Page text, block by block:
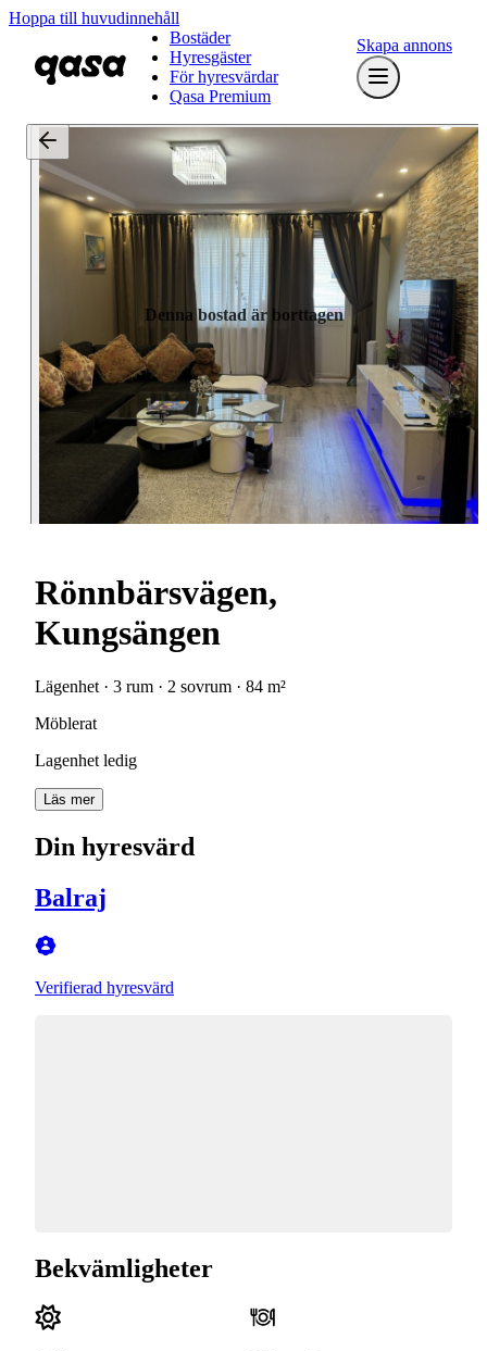
Hoppa till huvudinnehåll
Bostäder
Hyresgäster
För hyresvärdar
Qasa Premium
Skapa annons
Denna bostad är borttagen
Rönnbärsvägen,
Kungsängen
Lägenhet · 3 rum · 2 sovrum · 84 m²
Möblerat
Lagenhet ledig
Läs mer
Din hyresvärd
Balraj
Verifierad hyresvärd
Bekvämligheter